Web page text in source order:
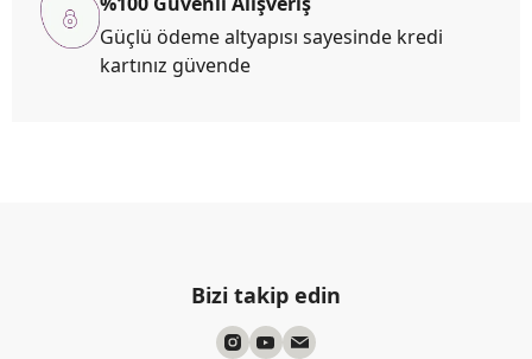
Güçlü ödeme altyapısı sayesinde kredi
kartınız güvende
Bizi takip edin